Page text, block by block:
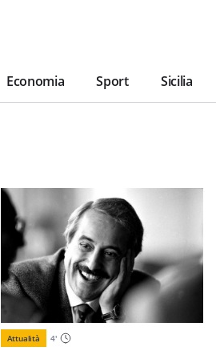
Economia Sport Sicilia
Attualità 4'